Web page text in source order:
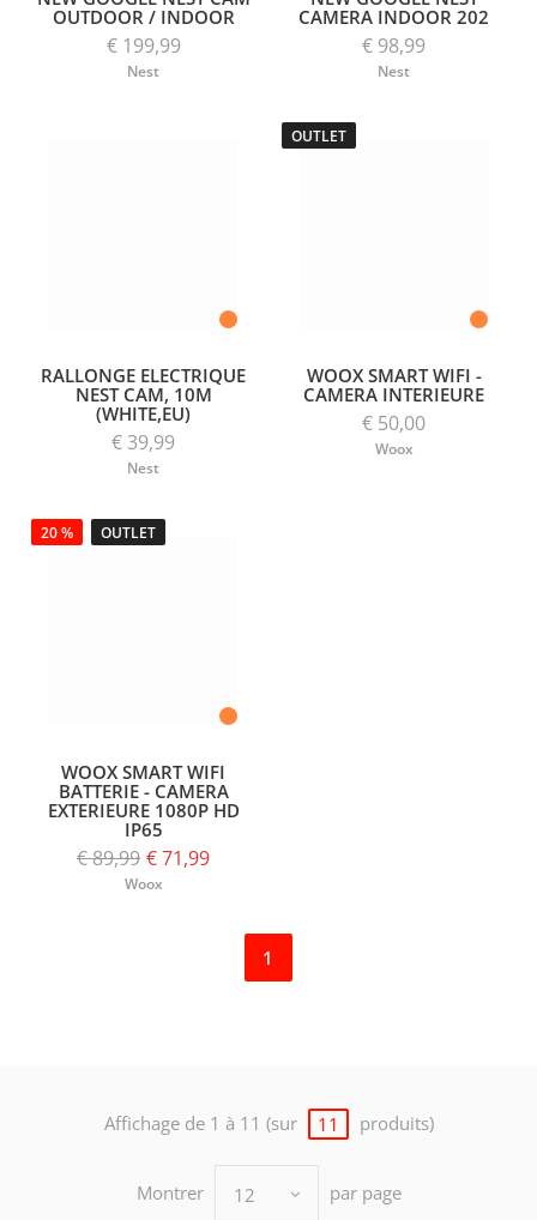
OUTDOOR / INDOOR
€ 199,99
Nest
CAMERA INDOOR 202
€ 98,99
Nest
RALLONGE ELECTRIQUE
NEST CAM, 10M
(WHITE,EU)
€ 39,99
Nest
OUTLET
WOOX SMART WIFI -
CAMERA INTERIEURE
€ 50,00
Woox
20 % OUTLET
WOOX SMART WIFI
BATTERIE - CAMERA
EXTERIEURE 1080P HD
IP65
€ 89,99 € 71,99
Woox
1
Affichage de 1 à 11 (sur 11 produits)
Montrer 12 par page